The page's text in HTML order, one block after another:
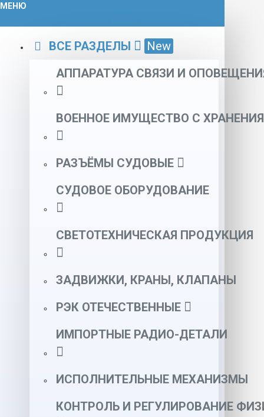
МЕНЮ
ВСЕ РАЗДЕЛЫ
New
АППАРАТУРА СВЯЗИ И
ВОЕННОЕ ИМУЩЕСТВО С ХРАНЕНИЯ
РАЗЪЁМЫ СУДОВЫЕ
СУДОВОЕ ОБОРУДОВАНИЕ
СВЕТОТЕХНИЧЕСКАЯ ПРОДУКЦИЯ
ЗАДВИЖКИ, КРАНЫ, КЛАПАНЫ
РЭК ОТЕЧЕСТВЕННЫЕ
ИМПОРТНЫЕ РАДИО-ДЕТАЛИ
ИСПОЛНИТЕЛЬНЫЕ МЕХАНИЗМЫ
КОНТРОЛЬ И РЕГУЛИРОВАНИЕ